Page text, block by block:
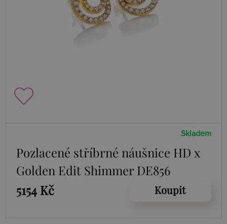
Skladem
Pozlacené stříbrné náušnice HD x
Golden Edit Shimmer DE856
5154 Kč
Koupit